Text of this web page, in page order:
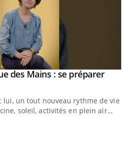
des Mains : se préparer
un tout nouveau rythme de vie !
soleil, activités en plein air…